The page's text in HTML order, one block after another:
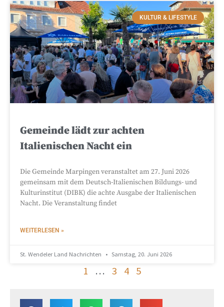
KULTUR & LIFESTYLE
Gemeinde lädt zur achten
Italienischen Nacht ein
Die Gemeinde Marpingen veranstaltet am 27. Juni 2026
gemeinsam mit dem Deutsch-Italienischen Bildungs- und
Kulturinstitut (DIBK) die achte Ausgabe der Italienischen
Nacht. Die Veranstaltung findet
WEITERLESEN »
St. Wendeler Land Nachrichten Samstag, 20. Juni 2026
1 … 3 4 5